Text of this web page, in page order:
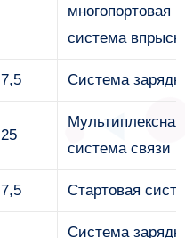
многопортовая
система
7,5 Система
25
Мультиплексная
система связи
7,5 Стартовая
Система